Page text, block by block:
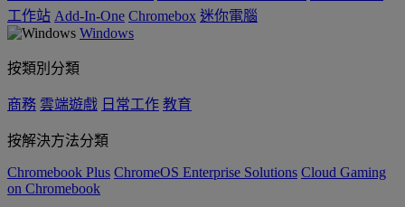
工作站 Add-In-One Chromebox 迷你電腦
Windows
按類別分類
商務 雲端遊戲 日常工作 教育
按解決方法分類
Chromebook Plus ChromeOS Enterprise Solutions Cloud Gaming
on Chromebook